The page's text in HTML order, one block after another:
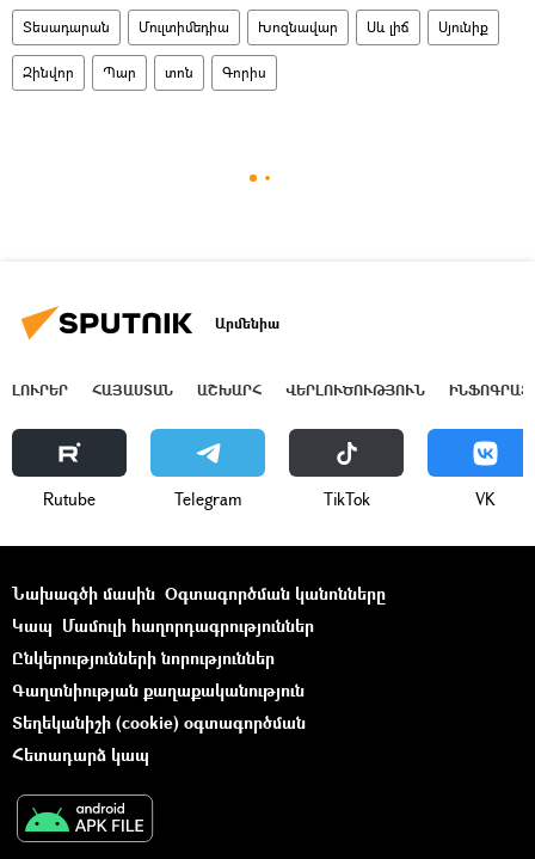
Տեսադարան Մուլտիմեդիա Խոզնավար Սև լիճ Սյունիք
Զինվոր Պար տոն Գորիս
Արմենիա
ԼՈՒՐԵՐ ՀԱՅԱՍՏԱՆ ԱՇԽԱՐՀ ՎԵՐԼՈՒԾՈՒԹՅՈՒՆ
Rutube Telegram ТikТоk VK
Նախագծի մասին Օգտագործման կանոնները
Կապ Մամուլի հաղորդագրություններ
Ընկերությունների նորություններ
Գաղտնիության քաղաքականություն
Տեղեկանիշի (cookie) օգտագործման
Հետադարձ կապ